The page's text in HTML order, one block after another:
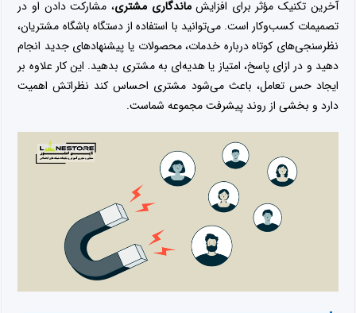
آخرین تکنیک مؤثر برای افزایشماندگاری مشتری، مشارکت دادن او در
تصمیمات کسب‌وکار است. می‌توانید با استفاده از دستگاه باشگاه مشتریان،
نظرسنجی‌های کوتاه درباره خدمات، محصولات یا پیشنهادهای جدید انجام
دهید و در ازای پاسخ، امتیاز یا هدیه‌ای به مشتری بدهید. این کار علاوه بر
ایجاد حس تعامل، باعث می‌شود مشتری احساس کند نظراتش اهمیت
دارد و بخشی از روند پیشرفت مجموعه شماست.